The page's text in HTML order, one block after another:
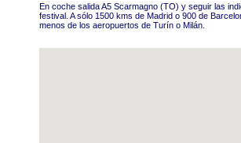
En coche salida A5 Scarmagno (TO) y seguir las
festival. A sólo 1500 kms de Madrid o 900 de
menos de los aeropuertos de Turín o Milán.